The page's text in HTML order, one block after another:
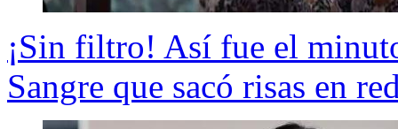
¡Sin filtro! Así fue el
Sangre que sacó risas en